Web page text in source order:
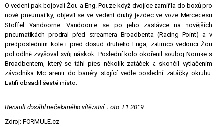
O vedení pak bojovali Žou a Eng. Pouze když dvojice zamířila do boxů pro
nové pneumatiky, objevil se ve vedení druhý jezdec ve voze Mercedesu
Stoffel Vandoorne. Vandoorne se po jeho zastávce na novějších
pneumatikách prodral před streamera Broadbenta (Racing Point) a v
předposledním kole i před dosud druhého Enga, zatímco vedoucí Žou
pohodlně zvyšoval svůj náskok. Poslední kolo okořenil souboj Norrise s
Broadbentem, který se táhl přes několik zatáček a skončil vytlačením
závodníka McLarenu do bariéry stojící vedle poslední zatáčky okruhu.
Latifi obsadil šesté místo.
Renault dosáhl nečekaného vítězství. Foto: F1 2019
Zdroj: FORMULE.cz